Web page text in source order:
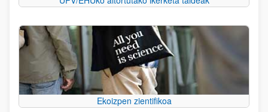
Ekoizpen zientifikoa